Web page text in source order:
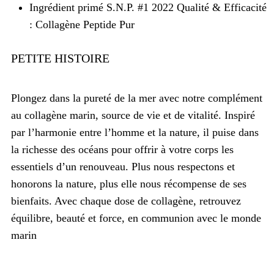
Ingrédient primé S.N.P. #1 2022 Qualité & Efficacité
: Collagène Peptide Pur
PETITE HISTOIRE
Plongez dans la pureté de la mer avec notre complément
au collagène marin, source de vie et de vitalité. Inspiré
par l’harmonie entre l’homme et la nature, il puise dans
la richesse des océans pour offrir à votre corps les
essentiels d’un renouveau. Plus nous respectons et
honorons la nature, plus elle nous récompense de ses
bienfaits. Avec chaque dose de collagène, retrouvez
équilibre, beauté et force, en communion avec le monde
marin